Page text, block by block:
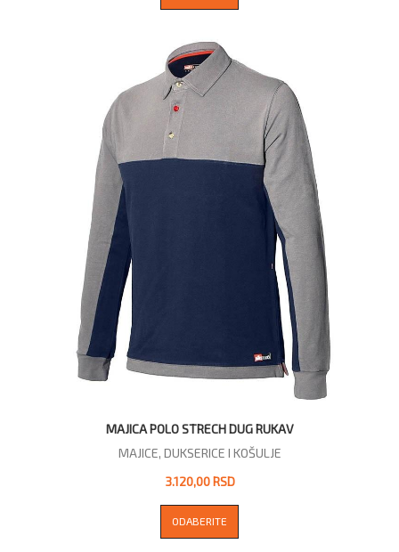
MAJICA POLO STRECH DUG RUKAV
MAJICE, DUKSERICE I KOŠULJE
3.120,00 RSD
ODABERITE